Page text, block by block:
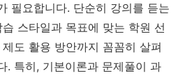
필요합니다. 단순히 강의를 듣는
스타일과 목표에 맞는 학원 선
도 활용 방안까지 꼼꼼히 살펴
. 특히, 기본이론과 문제풀이 과